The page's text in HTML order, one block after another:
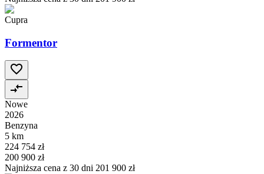
Cupra
Formentor
Nowe
2026
Benzyna
5 km
224 754 zł
200 900 zł
Najniższa cena z 30 dni 201 900 zł